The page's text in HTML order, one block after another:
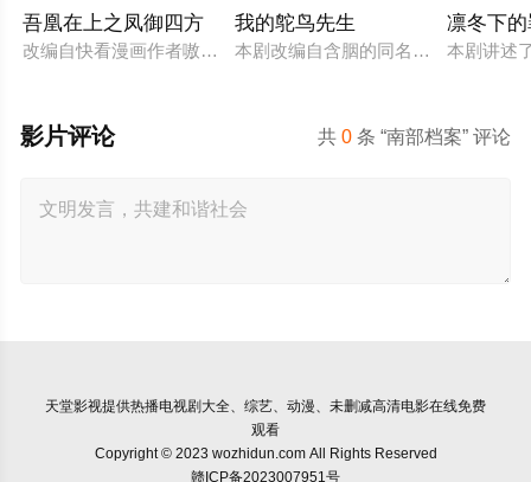
吾凰在上之凤御四方
改编自快看漫画作者嗷小泽的独家连载漫画《吾凰在上》。
我的鸵鸟先生
本剧改编自含胭的同名小说，讲述了
凛冬下
本剧讲述
共0 条 “南部档案” 评论
影片评论
天堂影视提供热播电视剧大全、综艺、动漫、未删减高清电影在线免费
观看
Copyright © 2023 wozhidun.com All Rights Reserved
赣ICP备2023007951号